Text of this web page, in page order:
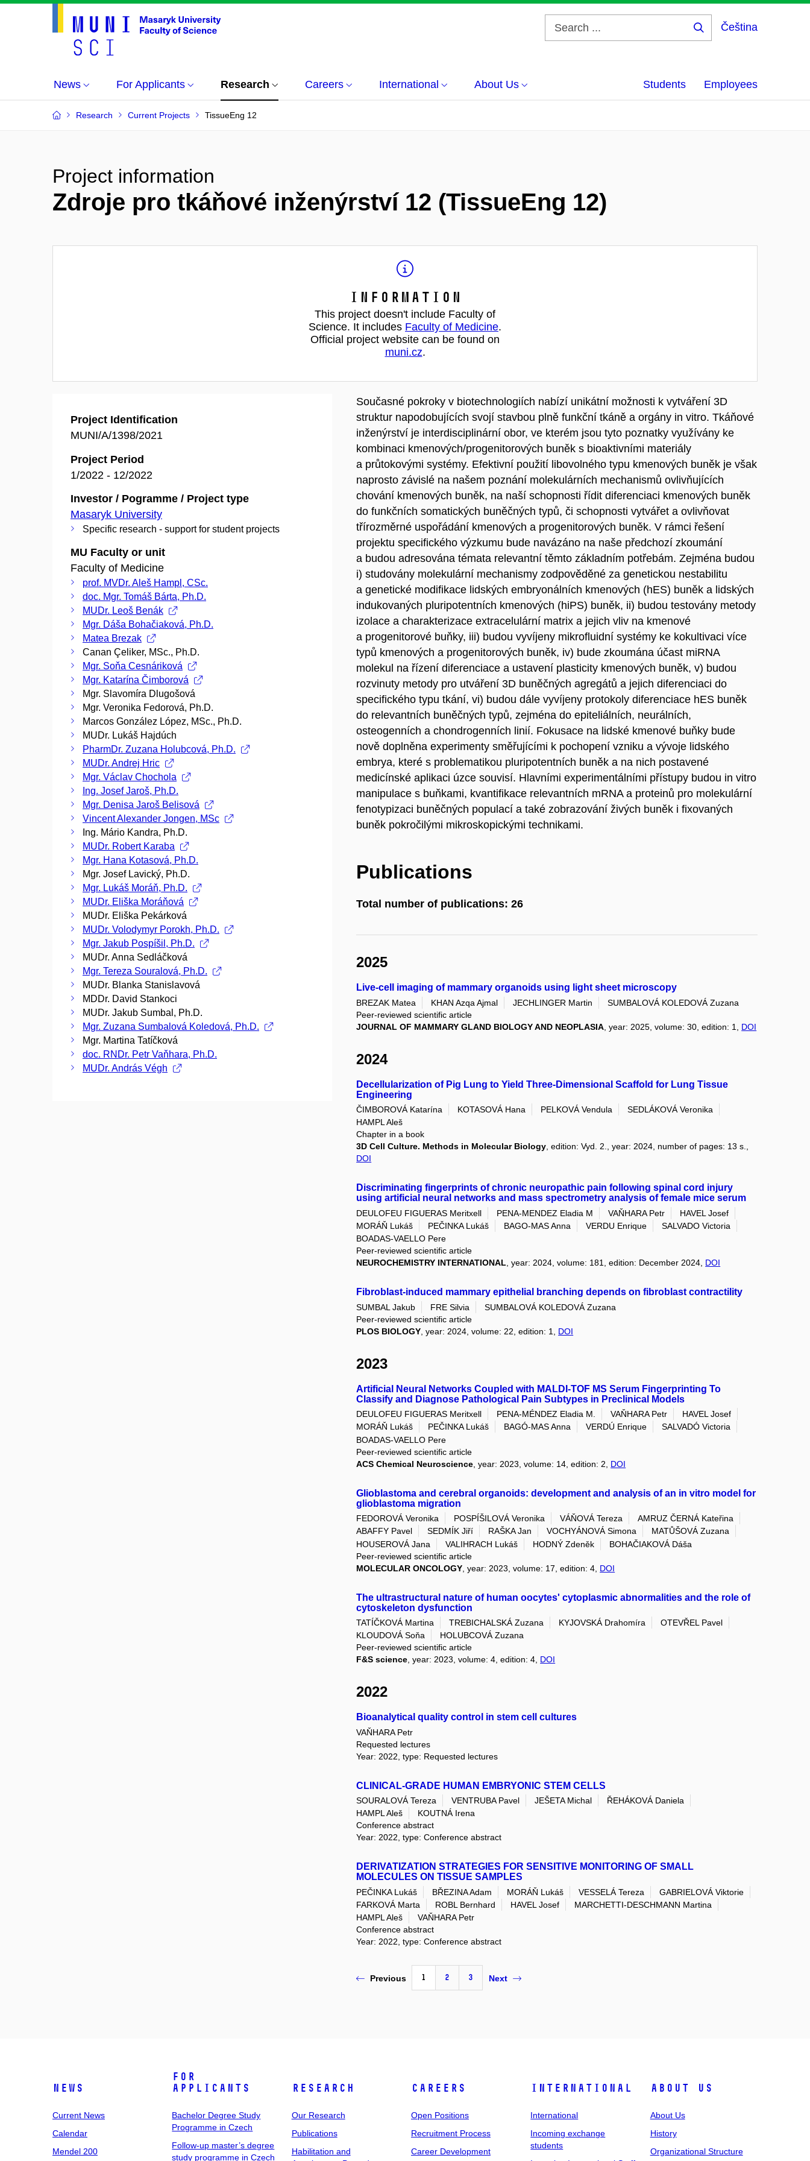
Čeština
News For Applicants Research Careers International About Us Students Employees
Research Current Projects TissueEng 12
Project information
Zdroje pro tkáňové inženýrství 12 (TissueEng 12)
Information
This project doesn't include Faculty of
Science. It includes Faculty of Medicine.
Official project website can be found on
muni.cz.
Project Identification
MUNI/A/1398/2021
Project Period
1/2022 - 12/2022
Investor / Pogramme / Project type
Masaryk University
Specific research - support for student projects
MU Faculty or unit
Faculty of Medicine
prof. MVDr. Aleš Hampl, CSc.
doc. Mgr. Tomáš Bárta, Ph.D.
MUDr. Leoš Benák
Mgr. Dáša Bohačiaková, Ph.D.
Matea Brezak
Canan Çeliker, MSc., Ph.D.
Mgr. Soňa Cesnáriková
Mgr. Katarína Čimborová
Mgr. Slavomíra Dlugošová
Mgr. Veronika Fedorová, Ph.D.
Marcos González López, MSc., Ph.D.
MUDr. Lukáš Hajdúch
PharmDr. Zuzana Holubcová, Ph.D.
MUDr. Andrej Hric
Mgr. Václav Chochola
Ing. Josef Jaroš, Ph.D.
Mgr. Denisa Jaroš Belisová
Vincent Alexander Jongen, MSc
Ing. Mário Kandra, Ph.D.
MUDr. Robert Karaba
Mgr. Hana Kotasová, Ph.D.
Mgr. Josef Lavický, Ph.D.
Mgr. Lukáš Moráň, Ph.D.
MUDr. Eliška Moráňová
MUDr. Eliška Pekárková
MUDr. Volodymyr Porokh, Ph.D.
Mgr. Jakub Pospíšil, Ph.D.
MUDr. Anna Sedláčková
Mgr. Tereza Souralová, Ph.D.
MUDr. Blanka Stanislavová
MDDr. David Stankoci
MUDr. Jakub Sumbal, Ph.D.
Mgr. Zuzana Sumbalová Koledová, Ph.D.
Mgr. Martina Tatíčková
doc. RNDr. Petr Vaňhara, Ph.D.
MUDr. András Végh
Současné pokroky v biotechnologiích nabízí unikátní možnosti k vytváření 3D
struktur napodobujících svojí stavbou plně funkční tkáně a orgány in vitro. Tkáňové
inženýrství je interdisciplinární obor, ve kterém jsou tyto poznatky využívány ke
kombinaci kmenových/progenitorových buněk s bioaktivními materiály
a průtokovými systémy. Efektivní použití libovolného typu kmenových buněk je však
naprosto závislé na našem poznání molekulárních mechanismů ovlivňujících
chování kmenových buněk, na naší schopnosti řídit diferenciaci kmenových buněk
do funkčních somatických buněčných typů, či schopnosti vytvářet a ovlivňovat
třírozměrné uspořádání kmenových a progenitorových buněk. V rámci řešení
projektu specifického výzkumu bude navázáno na naše předchozí zkoumání
a budou adresována témata relevantní těmto základním potřebám. Zejména budou
i) studovány molekulární mechanismy zodpověděné za genetickou nestabilitu
a genetické modifikace lidských embryonálních kmenových (hES) buněk a lidských
indukovaných pluripotentních kmenových (hiPS) buněk, ii) budou testovány metody
izolace a charakterizace extracelulární matrix a jejich vliv na kmenové
a progenitorové buňky, iii) budou vyvíjeny mikrofluidní systémy ke kokultivaci více
typů kmenových a progenitorových buněk, iv) bude zkoumána účast miRNA
molekul na řízení diferenciace a ustavení plasticity kmenových buněk, v) budou
rozvinuty metody pro utváření 3D buněčných agregátů a jejich diferenciaci do
specifického typu tkání, vi) budou dále vyvíjeny protokoly diferenciace hES buněk
do relevantních buněčných typů, zejména do epiteliálních, neurálních,
osteogenních a chondrogenních linií. Fokusace na lidské kmenové buňky bude
nově doplněna experimenty směřujícími k pochopení vzniku a vývoje lidského
embrya, které s problematikou pluripotentních buněk a na nich postavené
medicínské aplikaci úzce souvisí. Hlavními experimentálními přístupy budou in vitro
manipulace s buňkami, kvantifikace relevantních mRNA a proteinů pro molekulární
fenotypizaci buněčných populací a také zobrazování živých buněk i fixovaných
buněk pokročilými mikroskopickými technikami.
Publications
Total number of publications: 26
2025
Live-cell imaging of mammary organoids using light sheet microscopy
BREZAK Matea KHAN Azqa Ajmal JECHLINGER Martin
SUMBALOVÁ KOLEDOVÁ Zuzana
Peer-reviewed scientific article
JOURNAL OF MAMMARY GLAND BIOLOGY AND NEOPLASIA , year: 2025, volume: 30, edition: 1, DOI
2024
Decellularization of Pig Lung to Yield Three-Dimensional Scaffold for Lung Tissue
Engineering
ČIMBOROVÁ Katarína KOTASOVÁ Hana PELKOVÁ Vendula
SEDLÁKOVÁ Veronika
HAMPL Aleš
Chapter in a book
3D Cell Culture. Methods in Molecular Biology, edition: Vyd. 2., year: 2024, number of pages: 13 s.,
DOI
Discriminating fingerprints of chronic neuropathic pain following spinal cord injury
using artificial neural networks and mass spectrometry analysis of female mice serum
DEULOFEU FIGUERAS Meritxell PENA-MENDEZ Eladia M VAŇHARA Petr
HAVEL Josef
MORÁŇ Lukáš
PEČINKA Lukáš BAGO-MAS Anna VERDU Enrique
SALVADO Victoria
BOADAS-VAELLO Pere
Peer-reviewed scientific article
NEUROCHEMISTRY INTERNATIONAL, year: 2024, volume: 181, edition: December 2024, DOI
Fibroblast-induced mammary epithelial branching depends on fibroblast contractility
SUMBAL Jakub FRE Silvia
SUMBALOVÁ KOLEDOVÁ Zuzana
Peer-reviewed scientific article
PLOS BIOLOGY , year: 2024, volume: 22, edition: 1, DOI
2023
Artificial Neural Networks Coupled with MALDI-TOF MS Serum Fingerprinting To
Classify and Diagnose Pathological Pain Subtypes in Preclinical Models
DEULOFEU FIGUERAS Meritxell PENA-MÉNDEZ Eladia M. VAŇHARA Petr
HAVEL Josef
MORÁŇ Lukáš
PEČINKA Lukáš BAGÓ-MAS Anna VERDÚ Enrique
SALVADÓ Victoria
BOADAS-VAELLO Pere
Peer-reviewed scientific article
ACS Chemical Neuroscience , year: 2023, volume: 14, edition: 2, DOI
Glioblastoma and cerebral organoids: development and analysis of an in vitro model for
glioblastoma migration
FEDOROVÁ Veronika POSPÍŠILOVÁ Veronika VÁŇOVÁ Tereza
AMRUZ ČERNÁ Kateřina
ABAFFY Pavel
SEDMÍK Jiří RAŠKA Jan VOCHYÁNOVÁ Simona
MATŮŠOVÁ Zuzana
HOUSEROVÁ Jana
VALIHRACH Lukáš HODNÝ Zdeněk
BOHAČIAKOVÁ Dáša
Peer-reviewed scientific article
MOLECULAR ONCOLOGY , year: 2023, volume: 17, edition: 4, DOI
The ultrastructural nature of human oocytes' cytoplasmic abnormalities and the role of
cytoskeleton dysfunction
TATÍČKOVÁ Martina TREBICHALSKÁ Zuzana KYJOVSKÁ Drahomíra
OTEVŘEL Pavel
KLOUDOVÁ Soňa
HOLUBCOVÁ Zuzana
Peer-reviewed scientific article
F&S science, year: 2023, volume: 4, edition: 4, DOI
2022
Bioanalytical quality control in stem cell cultures
VAŇHARA Petr
Requested lectures
Year: 2022, type: Requested lectures
CLINICAL-GRADE HUMAN EMBRYONIC STEM CELLS
SOURALOVÁ Tereza VENTRUBA Pavel JEŠETA Michal
ŘEHÁKOVÁ Daniela
HAMPL Aleš
KOUTNÁ Irena
Conference abstract
Year: 2022, type: Conference abstract
DERIVATIZATION STRATEGIES FOR SENSITIVE MONITORING OF SMALL
MOLECULES ON TISSUE SAMPLES
PEČINKA Lukáš BŘEZINA Adam MORÁŇ Lukáš VESSELÁ Tereza
GABRIELOVÁ Viktorie
FARKOVÁ Marta
ROBL Bernhard HAVEL Josef
MARCHETTI-DESCHMANN Martina
HAMPL Aleš
VAŇHARA Petr
Conference abstract
Year: 2022, type: Conference abstract
Previous 1 2 3 Next
News
Current News
Calendar
Mendel 200
For
Applicants
Bachelor Degree Study
Programme in Czech
Follow-up master’s degree
study programme in Czech
Research
Our Research
Publications
Habilitation and
Careers
Open Positions
Recruitment Process
Career Development
International
International
Incoming exchange
students
About Us
About Us
History
Organizational Structure